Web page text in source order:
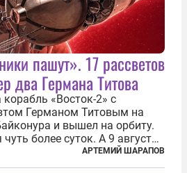
пашут». 17 рассветов
два Германа Титова
корабль «Восток-2» с
Германом Титовым на
и вышел на орбиту.
более суток. А 9 августа
получил звезду Героя
орден Ленина. Миссия Титова
АРТЕМИЙ ШАРАПОВ